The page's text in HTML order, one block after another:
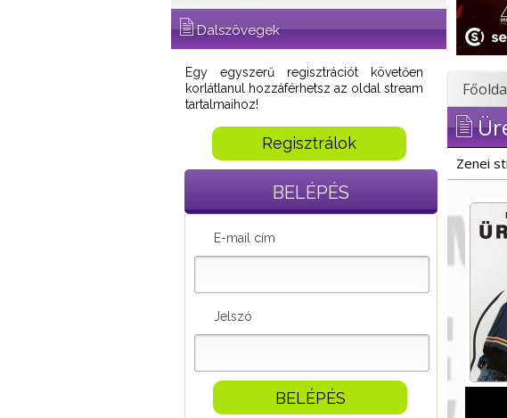
Dalszövegek
Egy egyszerű regisztrációt követően
korlátlanul hozzáférhetsz az oldal stream
tartalmaihoz!
Regisztrálok
BELÉPÉS
E-mail cím
Jelszó
Zenei